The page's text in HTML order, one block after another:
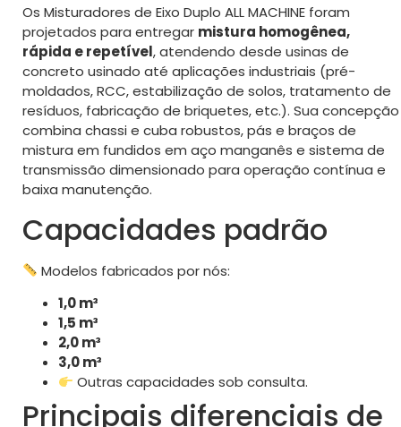
Os Misturadores de Eixo Duplo ALL MACHINE foram
projetados para entregar mistura homogênea,
rápida e repetível, atendendo desde usinas de
concreto usinado até aplicações industriais (pré-
moldados, RCC, estabilização de solos, tratamento de
resíduos, fabricação de briquetes, etc.). Sua concepção
combina chassi e cuba robustos, pás e braços de
mistura em fundidos em aço manganês e sistema de
transmissão dimensionado para operação contínua e
baixa manutenção.
Capacidades padrão
Modelos fabricados por nós:
1,0 m³
1,5 m³
2,0 m³
3,0 m³
Outras capacidades sob consulta.
Principais diferenciais de